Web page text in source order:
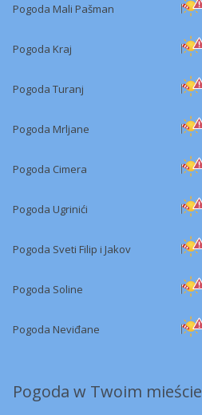
Pogoda Mali Pašman
Pogoda Kraj
Pogoda Turanj
Pogoda Mrljane
Pogoda Cimera
Pogoda Ugrinići
Pogoda Sveti Filip i Jakov
Pogoda Soline
Pogoda Neviđane
Pogoda w Twoim mieście